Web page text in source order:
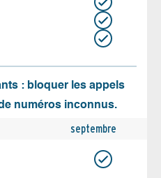
: bloquer les appels
numéros inconnus.
septembre